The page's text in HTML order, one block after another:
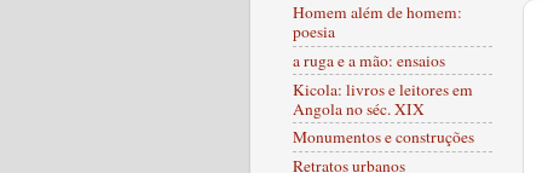
Homem além de homem:
poesia
a ruga e a mão: ensaios
Kicola: livros e leitores em
Angola no séc. XIX
Monumentos e construções
Retratos urbanos